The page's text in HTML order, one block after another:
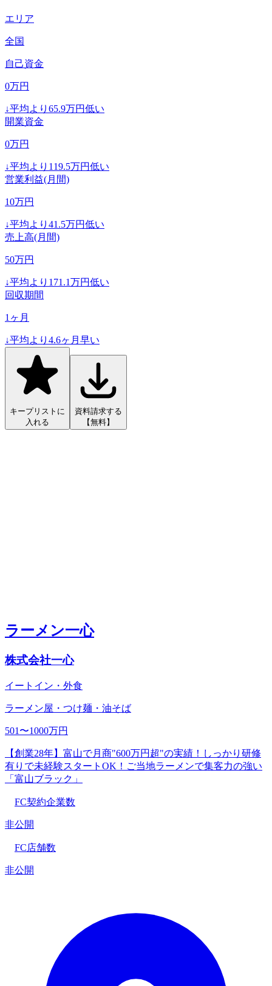
エリア
全国
自己資金
0万円
↓平均より 65.9万円低い
開業資金
0万円
↓平均より 119.5万円低い
営業利益(月間)
10万円
↓平均より 41.5万円低い
売上高(月間)
50万円
↓平均より 171.1万円低い
回収期間
1 ヶ月
↓平均より 4.6ヶ月早い
キープリストに
入れる
資料請求する
【無料】
ラーメン一心
株式会社一心
イートイン・外食
ラーメン屋・つけ麺・油そば
501〜1000万円
【創業28年】富山で月商"600万円超"の実績！しっかり研修
有りで未経験スタートOK！ご当地ラーメンで集客力の強い
「富山ブラック」
FC契約企業数
非公開
FC店舗数
非公開